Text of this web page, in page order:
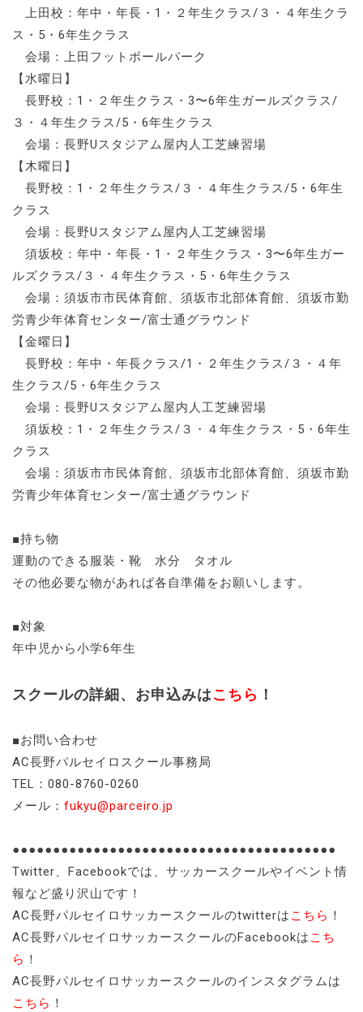
上田校：年中・年長・1・２年生クラス/３・４年生クラ
ス・5・6年生クラス
会場：上田フットボールパーク
【水曜日】
長野校：1・２年生クラス・3〜6年生ガールズクラス/
３・４年生クラス/5・6年生クラス
会場：長野Uスタジアム屋内人工芝練習場
【木曜日】
長野校：1・２年生クラス/３・４年生クラス/5・6年生
クラス
会場：長野Uスタジアム屋内人工芝練習場
須坂校：年中・年長・1・２年生クラス・3〜6年生ガー
ルズクラス/３・４年生クラス・5・6年生クラス
会場：須坂市市民体育館、須坂市北部体育館、須坂市勤
労青少年体育センター/富士通グラウンド
【金曜日】
長野校：年中・年長クラス/1・２年生クラス/３・４年
生クラス/5・6年生クラス
会場：長野Uスタジアム屋内人工芝練習場
須坂校：1・２年生クラス/３・４年生クラス・5・6年生
クラス
会場：須坂市市民体育館、須坂市北部体育館、須坂市勤
労青少年体育センター/富士通グラウンド
■持ち物
運動のできる服装・靴 水分 タオル
その他必要な物があれば各自準備をお願いします。
■対象
年中児から小学6年生
スクールの詳細、お申込みはこちら ！
■お問い合わせ
AC長野パルセイロスクール事務局
TEL：080-8760-0260
メール： fukyu@parceiro.jp
●●●●●●●●●●●●●●●●●●●●●●●●●●●●●●●●●●●●●●●●
Twitter、Facebookでは、サッカースクールやイベント情
報など盛り沢山です！
AC長野パルセイロサッカースクールのtwitterは こちら ！
AC長野パルセイロサッカースクールのFacebookは こち
ら ！
AC長野パルセイロサッカースクールのインスタグラムは
こちら ！